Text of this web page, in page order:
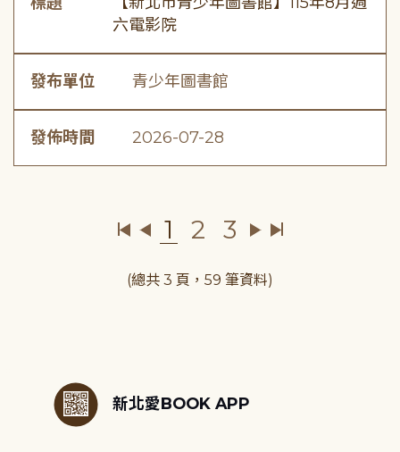
六電影院
發布單位 青少年圖書館
發佈時間 2026-07-28
1 2 3
(總共 3 頁，59 筆資料)
新北愛BOOK APP